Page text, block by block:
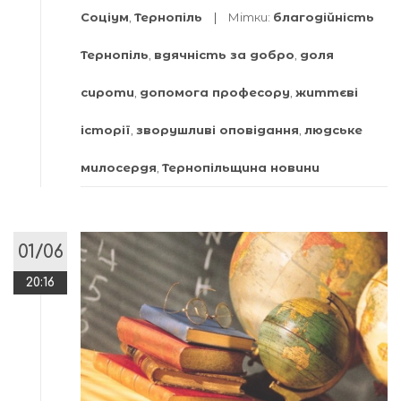
Соціум, Тернопіль Мітки: благодійність
Тернопіль, вдячність за добро, доля
сироти, допомога професору, життєві
історії, зворушливі оповідання, людське
милосердя, Тернопільщина новини
01/06
20:16